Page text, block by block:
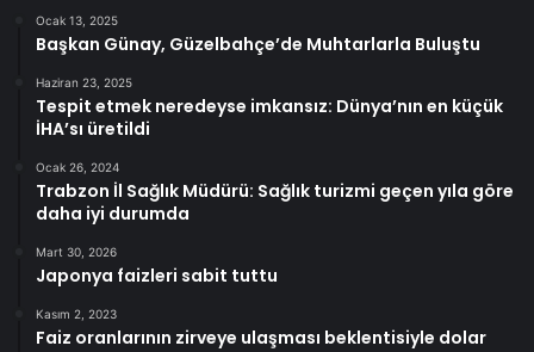
Ocak 13, 2025
Başkan Günay, Güzelbahçe’de Muhtarlarla Buluştu
Haziran 23, 2025
Tespit etmek neredeyse imkansız: Dünya’nın en küçük
İHA’sı üretildi
Ocak 26, 2024
Trabzon İl Sağlık Müdürü: Sağlık turizmi geçen yıla göre
daha iyi durumda
Mart 30, 2026
Japonya faizleri sabit tuttu
Kasım 2, 2023
Faiz oranlarının zirveye ulaşması beklentisiyle dolar